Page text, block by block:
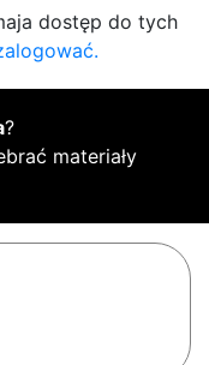
dostęp do tych
?
materiały